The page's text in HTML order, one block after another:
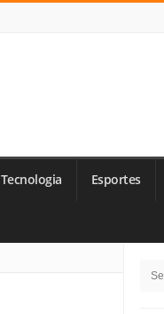
Tecnologia Esportes